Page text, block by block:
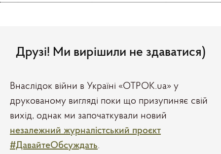
Друзі! Ми вирішили не здаватися)
Внаслідок війни в Україні «ОТРОК.ua» у
друкованому вигляді поки що призупиняє свій
вихід, однак ми започаткували новий
незалежний журналістський проєкт
#ДавайтеОбсуждать.